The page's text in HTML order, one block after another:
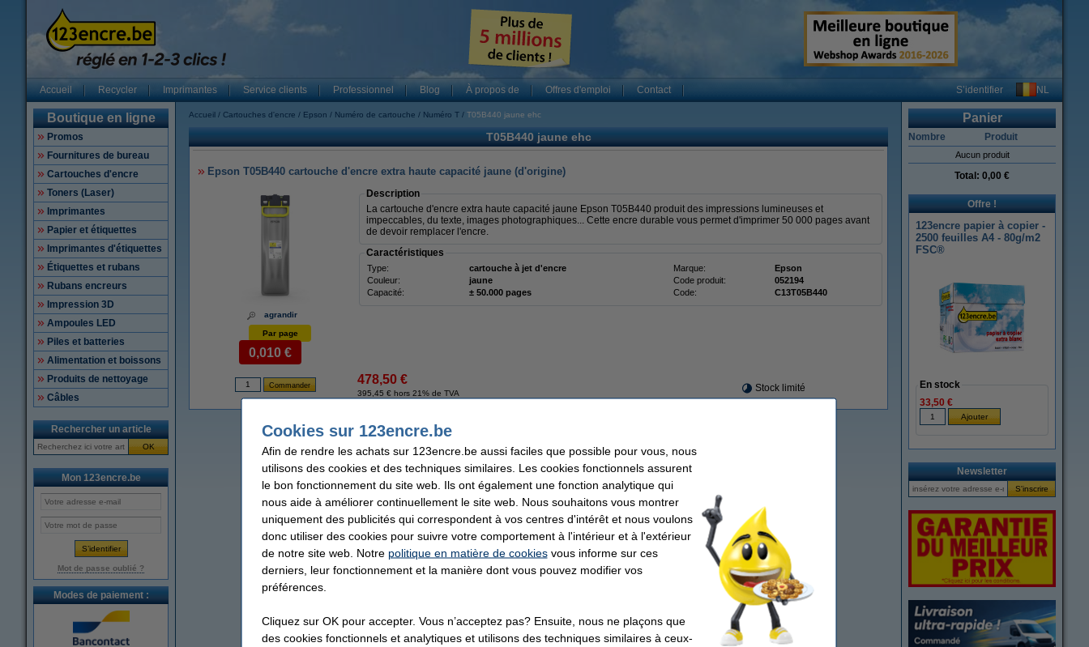
Accueil Recycler Imprimantes Service clients Professionnel Blog À propos de Offres d'emploi Contact S’identifier NL
Boutique en ligne
Promos
Fournitures de bureau
Cartouches d'encre
Toners (Laser)
Imprimantes
Papier et étiquettes
Imprimantes d'étiquettes
Étiquettes et rubans
Rubans encreurs
Impression 3D
Ampoules LED
Piles et batteries
Alimentation et boissons
Produits de nettoyage
Câbles
Rechercher un article
OK
Mon 123encre.be
Mot de passe oublié ?
Modes de paiement :
Accueil Cartouches d'encre Epson Numéro de cartouche Numéro T T05B440 jaune ehc
T05B440 jaune ehc
Epson T05B440 cartouche d'encre extra haute capacité jaune (d'origine)
agrandir
Description
La cartouche d'encre extra haute capacité jaune Epson T05B440 produit des impressions lumineuses et
impeccables, du texte, images photographiques... Cette encre durable vous permet d'imprimer 50 000 pages avant
de devoir remplacer l'encre.
Caractéristiques
Type: cartouche à jet d'encre Marque:
Epson
Couleur:
jaune Code produit:
052194
Capacité:
± 50.000 pages Code: C13T05B440
Par page
0,010 €
478,50 €
395,45 € hors 21% de TVA Stock limité
Panier
Nombre Produit
Aucun produit
Total: 0,00 €
Offre !
123encre papier à copier -
2500 feuilles A4 - 80g/m2
FSC®
En stock
33,50 €
Newsletter
Cookies sur 123encre.be
Afin de rendre les achats sur 123encre.be aussi faciles que possible pour vous, nous
utilisons des cookies et des techniques similaires. Les cookies fonctionnels assurent
le bon fonctionnement du site web. Ils ont également une fonction analytique qui
nous aide à améliorer continuellement le site web. Nous souhaitons vous montrer
uniquement des publicités qui correspondent à vos centres d'intérêt et nous voulons
donc utiliser des cookies pour suivre votre comportement à l'intérieur et à l'extérieur
de notre site web. Notre politique en matière de cookiesvous informe sur ces
derniers, leur fonctionnement et la manière dont vous pouvez modifier vos
préférences.
Cliquez sur OK pour accepter. Vous n’acceptez pas? Ensuite, nous ne plaçons que
des cookies fonctionnels et analytiques et utilisons des techniques similaires à ceux-